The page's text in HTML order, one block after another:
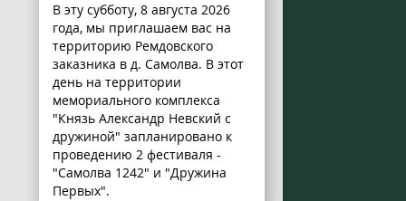
В эту субботу, 8 августа 2026
года, мы приглашаем вас на
территорию Ремдовского
заказника в д. Самолва. В этот
день на территории
мемориального комплекса
"Князь Александр Невский с
дружиной" запланировано к
проведению 2 фестиваля -
"Самолва 1242" и "Дружина
Первых".